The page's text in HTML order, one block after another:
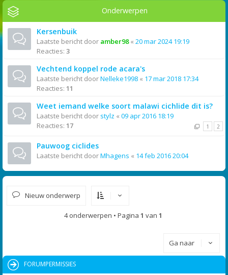
Onderwerpen
Kersenbuik
Laatste bericht door amber98« 20 mar 2024 19:19
Reacties: 3
Vechtend koppel rode acara's
Laatste bericht doorNelleke1998 « 17 mar 2018 17:34
Reacties: 11
Weet iemand welke soort malawi cichlide dit is?
Laatste bericht door stylz « 09 apr 2016 18:19
Reacties: 17 1 2
Pauwoog ciclides
Laatste bericht doorMhagens « 14 feb 2016 20:04
Nieuw onderwerp
4 onderwerpen • Pagina 1 van 1
Ga naar
FORUMPERMISSIES